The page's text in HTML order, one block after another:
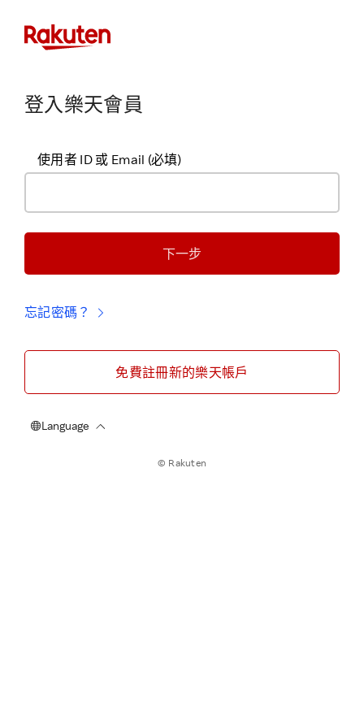
登入樂天會員
使用者 ID 或 Email (必填)
下一步
忘記密碼？
免費註冊新的樂天帳戶
© Rakuten